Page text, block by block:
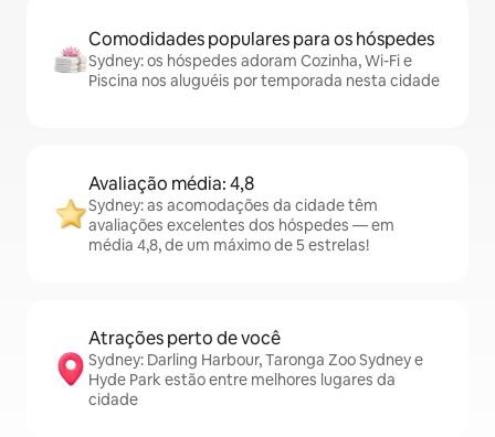
Comodidades populares para os hóspedes
Sydney: os hóspedes adoram Cozinha, Wi-Fi e
Piscina nos aluguéis por temporada nesta cidade
Avaliação média: 4,8
Sydney: as acomodações da cidade têm
avaliações excelentes dos hóspedes — em
média 4,8, de um máximo de 5 estrelas!
Atrações perto de você
Sydney: Darling Harbour, Taronga Zoo Sydney e
Hyde Park estão entre melhores lugares da
cidade